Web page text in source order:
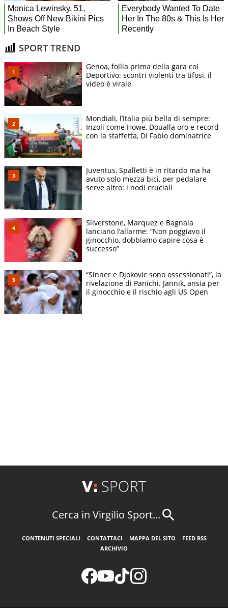
SPORT TREND
Genoa, follia prima della gara col
Deportivo: scontri violenti tra tifosi, il
video è virale
Mondiali, l’Italia più bella di sempre:
Inzoli come Howe, Doualla oro e record
con la staffetta, Di Fabio dominatrice
Juventus, Spalletti è in ritardo ma ha
avuto solo mezza bici, per pedalare
serve altro: i nodi cruciali
Silverstone, Marquez e Bagnaia
lanciano l’allarme: “Non poggiavo il
ginocchio, dobbiamo capire cosa è
successo”
“Sinner e Djokovic sono ossessionati”, la
rivelazione di Panichi. Jannik, ansia per
il ginocchio e il rischio agli US Open
Cerca in Virgilio Sport...
CONTENUTI SPECIALI CONTATTACI MAPPA DEL SITO
FEED RSS
ARCHIVIO